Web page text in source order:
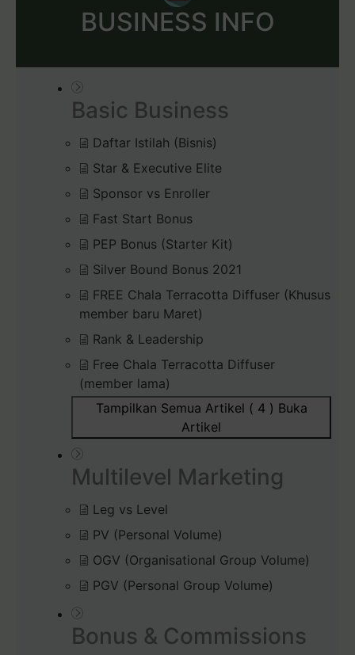
BUSINESS INFO
Basic Business
Daftar Istilah (Bisnis)
Star & Executive Elite
Sponsor vs Enroller
Fast Start Bonus
PEP Bonus (Starter Kit)
Silver Bound Bonus 2021
FREE Chala Terracotta Diffuser (Khusus
member baru Maret)
Rank & Leadership
Free Chala Terracotta Diffuser
(member lama)
Tampilkan Semua Artikel ( 4 ) Buka
Artikel
Multilevel Marketing
Leg vs Level
PV (Personal Volume)
OGV (Organisational Group Volume)
PGV (Personal Group Volume)
Bonus & Commissions